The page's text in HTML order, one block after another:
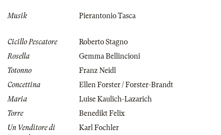
Musik Pierantonio Tasca
Cicillo Pescatore
Roberto Stagno
Rosella
Gemma Bellincioni
Totonno
Franz Neidl
Concettina
Ellen Forster / Forster-Brandt
Maria
Luise Kaulich-Lazarich
Torre
Benedikt Felix
Un Venditore di
Karl Fochler